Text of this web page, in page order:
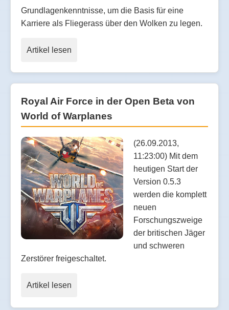
Grundlagenkenntnisse, um die Basis für eine
Karriere als Fliegerass über den Wolken zu legen.
Artikel lesen
Royal Air Force in der Open Beta von
World of Warplanes
(26.09.2013,
11:23:00) Mit dem
heutigen Start der
Version 0.5.3
werden die komplett
neuen
Forschungszweige
der britischen Jäger
und schweren
Zerstörer freigeschaltet.
Artikel lesen